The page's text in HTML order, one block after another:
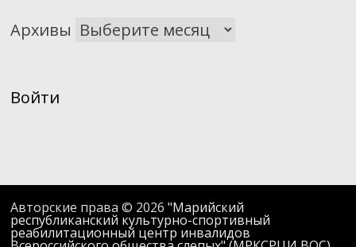
Архивы
Войти
Авторские права © 2026 "Марийский
республиканский культурно-спортивный
реабилитационный центр инвалидов